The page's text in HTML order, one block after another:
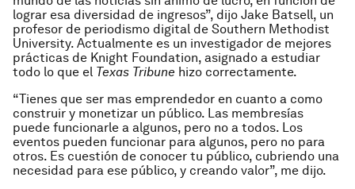
lograr esa diversidad de ingresos”, dijo Jake Batsell, un
profesor de periodismo digital de Southern Methodist
University. Actualmente es un investigador de mejores
prácticas de Knight Foundation, asignado a estudiar
todo lo que el Texas Tribune hizo correctamente.
“Tienes que ser mas emprendedor en cuanto a como
construir y monetizar un público. Las membresías
puede funcionarle a algunos, pero no a todos. Los
eventos pueden funcionar para algunos, pero no para
otros. Es cuestión de conocer tu público, cubriendo una
necesidad para ese público, y creando valor”, me dijo.